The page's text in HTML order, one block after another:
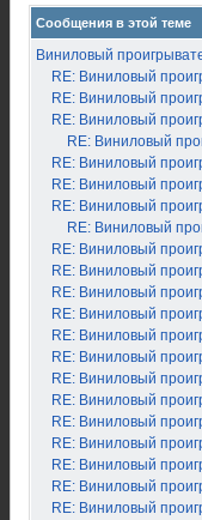
Сообщения в этой теме
Виниловый
RE: Виниловый
RE: Виниловый
RE: Виниловый
RE: Виниловый
RE: Виниловый
RE: Виниловый
RE: Виниловый
RE: Виниловый
RE: Виниловый
RE: Виниловый
RE: Виниловый
RE: Виниловый
RE: Виниловый
RE: Виниловый
RE: Виниловый
RE: Виниловый
RE: Виниловый
RE: Виниловый
RE: Виниловый
RE: Виниловый
RE: Виниловый